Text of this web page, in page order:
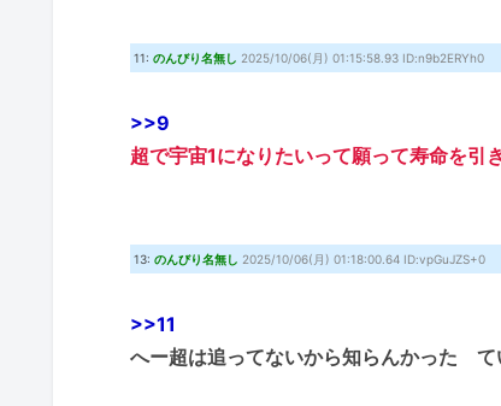
11: のんびり名無し 2025/10/06(月) 01:15:58.93 ID:n9b2ERYh0
>>9
超で宇宙1になりたいって願って寿命を引
13: のんびり名無し 2025/10/06(月) 01:18:00.64 ID:vpGuJZS+0
>>11
へー超は追ってないから知らんかった